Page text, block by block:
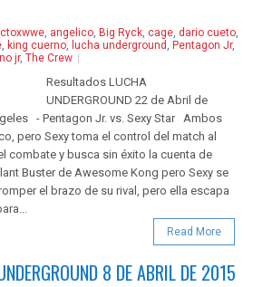
angelico Big Ryck cage dario cueto
king cuerno lucha underground Pentagon Jr,
jr, The Crew
Resultados LUCHA
UNDERGROUND 22 de Abril de
- Pentagon Jr. vs. Sexy Star Ambos
pero Sexy toma el control del match al
combate y busca sin éxito la cuenta de
Buster de Awesome Kong pero Sexy se
el brazo de su rival, pero ella escapa
Read More
8 DE ABRIL DE 2015